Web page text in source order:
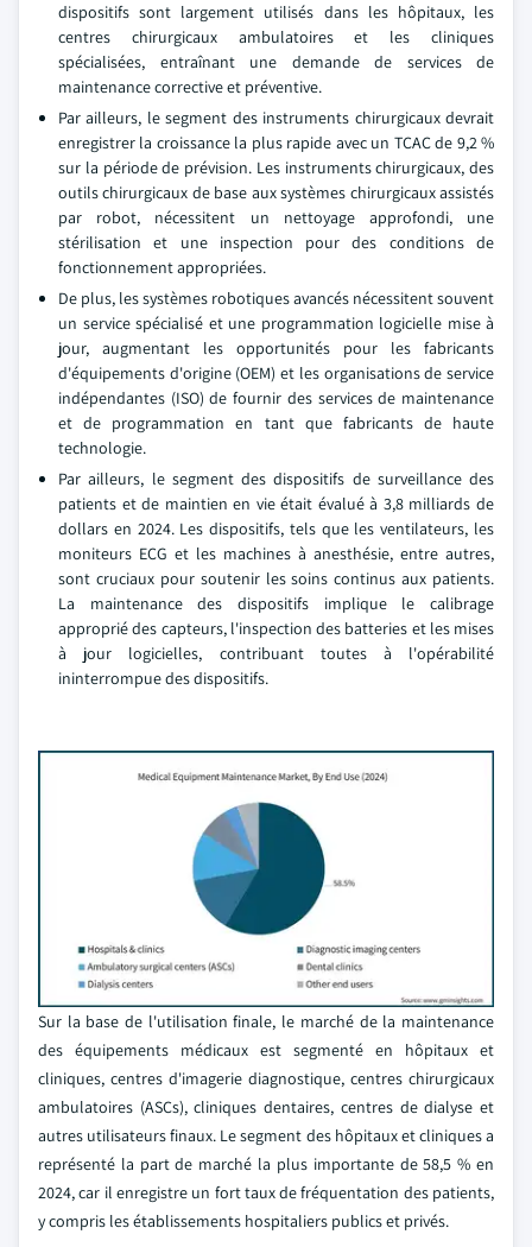
dispositifs sont largement utilisés dans les hôpitaux, les
centres chirurgicaux ambulatoires et les cliniques
spécialisées, entraînant une demande de services de
maintenance corrective et préventive.
Par ailleurs, le segment des instruments chirurgicaux devrait
enregistrer la croissance la plus rapide avec un TCAC de 9,2 %
sur la période de prévision. Les instruments chirurgicaux, des
outils chirurgicaux de base aux systèmes chirurgicaux assistés
par robot, nécessitent un nettoyage approfondi, une
stérilisation et une inspection pour des conditions de
fonctionnement appropriées.
De plus, les systèmes robotiques avancés nécessitent souvent
un service spécialisé et une programmation logicielle mise à
jour, augmentant les opportunités pour les fabricants
d'équipements d'origine (OEM) et les organisations de service
indépendantes (ISO) de fournir des services de maintenance
et de programmation en tant que fabricants de haute
technologie.
Par ailleurs, le segment des dispositifs de surveillance des
patients et de maintien en vie était évalué à 3,8 milliards de
dollars en 2024. Les dispositifs, tels que les ventilateurs, les
moniteurs ECG et les machines à anesthésie, entre autres,
sont cruciaux pour soutenir les soins continus aux patients.
La maintenance des dispositifs implique le calibrage
approprié des capteurs, l'inspection des batteries et les mises
à jour logicielles, contribuant toutes à l'opérabilité
ininterrompue des dispositifs.
Sur la base de l'utilisation finale, le marché de la maintenance
des équipements médicaux est segmenté en hôpitaux et
cliniques, centres d'imagerie diagnostique, centres chirurgicaux
ambulatoires (ASCs), cliniques dentaires, centres de dialyse et
autres utilisateurs finaux. Le segment des hôpitaux et cliniques a
représenté la part de marché la plus importante de 58,5 % en
2024, car il enregistre un fort taux de fréquentation des patients,
y compris les établissements hospitaliers publics et privés.